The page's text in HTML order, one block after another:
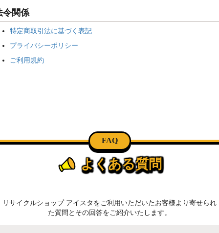
令関係
特定商取引法に基づく表記
プライバシーポリシー
ご利用規約
FAQ
よくある質問
リサイクルショップ アイスタをご利用いただいたお客様より寄せられ
た質問とその回答をご紹介いたします。